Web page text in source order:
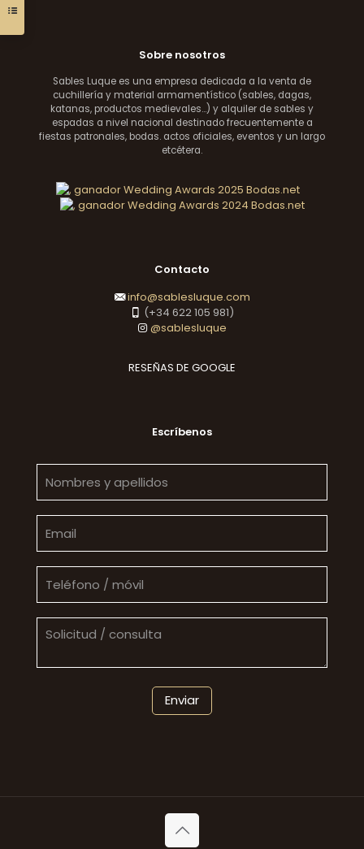
Sobre nosotros
Sables Luque es una empresa dedicada a la venta de
cuchillería y material armamentístico (sables, dagas,
katanas, productos medievales...) y alquiler de sables y
espadas a nivel nacional destinado frecuentemente a
fiestas patronales, bodas. actos oficiales, eventos y un largo
etcétera.
Contacto
info@sablesluque.com
(+34 622 105 981)
@sablesluque
RESEÑAS DE GOOGLE
Escríbenos